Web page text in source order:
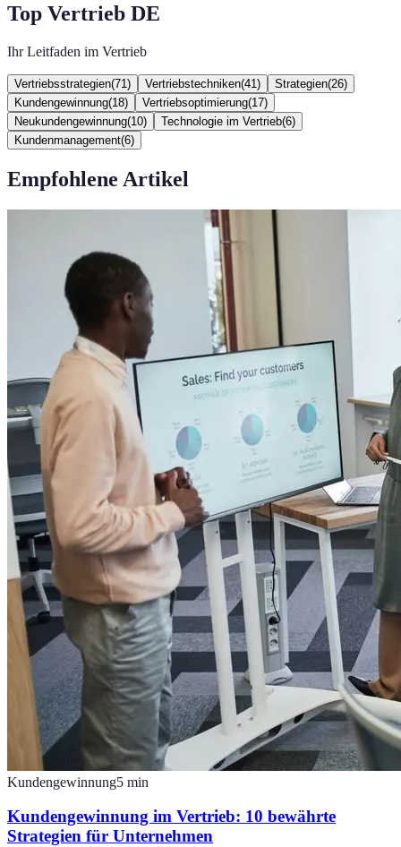
Top Vertrieb DE
Ihr Leitfaden im Vertrieb
Vertriebsstrategien(71 ) Vertriebstechniken(41 ) Strategien(26)
Kundengewinnung(18) Vertriebsoptimierung(17)
Neukundengewinnung(10) Technologie im Vertrieb(6)
Kundenmanagement(6)
Empfohlene Artikel
Kundengewinnung5 min
Kundengewinnung im Vertrieb: 10 bewährte
Strategien für Unternehmen